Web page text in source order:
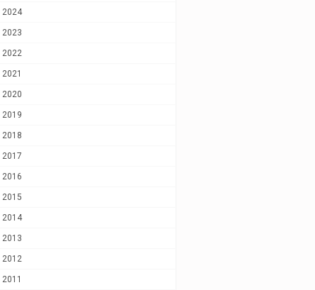
2024
2023
2022
2021
2020
2019
2018
2017
2016
2015
2014
2013
2012
2011